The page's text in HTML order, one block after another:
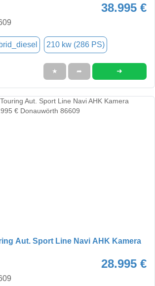
38.995 €
210 kw (286 PS)
★ ➦ ➜
Aut. Sport Line Navi AHK Kamera
28.995 €